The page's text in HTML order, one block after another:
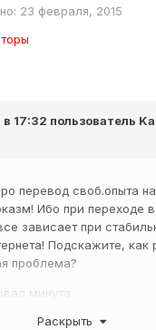
23 февраля, 2015
17:32 пользователь
перевод своб.опыта
Ибо при переходе
зависает при
Подскажите, как
проблема?
минута
Раскрыть